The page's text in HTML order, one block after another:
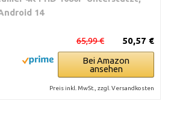
14
50,57 €
65,99 €
Bei Amazon
ansehen
Preis inkl. MwSt., zzgl. Versandkosten